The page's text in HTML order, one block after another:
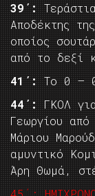
39΄:
Αποδέκτης
οποίος
από το δεξί
41΄:
Το 0 –
44΄:
ΓΚΟΛ
Γεωργίου
Μάριου
αμυντικό
Άρη Θωμά,